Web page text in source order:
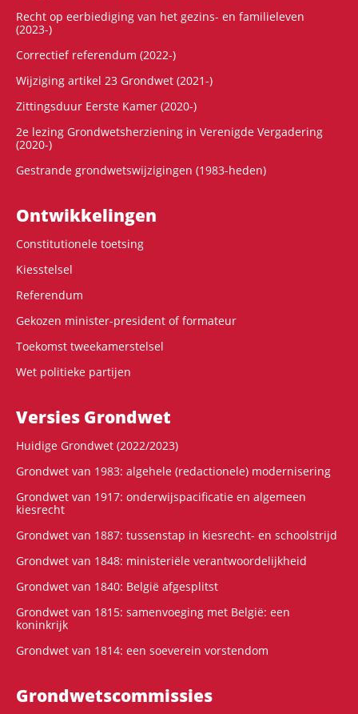
Recht op eerbiediging van het gezins- en familieleven
(2023-)
Correctief referendum (2022-)
Wijziging artikel 23 Grondwet (2021-)
Zittingsduur Eerste Kamer (2020-)
2e lezing Grondwetsherziening in Verenigde Vergadering
(2020-)
Gestrande grondwetswijzigingen (1983-heden)
Ontwikke­lingen
Constitutionele toetsing
Kiesstelsel
Referendum
Gekozen minister-president of formateur
Toekomst tweekamerstelsel
Wet politieke partijen
Versies Grondwet
Huidige Grondwet (2022/2023)
Grondwet van 1983: algehele (redactionele) modernisering
Grondwet van 1917: onderwijspacificatie en algemeen
kiesrecht
Grondwet van 1887: tussenstap in kiesrecht- en schoolstrijd
Grondwet van 1848: ministeriële verantwoordelijkheid
Grondwet van 1840: België afgesplitst
Grondwet van 1815: samenvoeging met België: een
koninkrijk
Grondwet van 1814: een soeverein vorstendom
Grondwets­commissies